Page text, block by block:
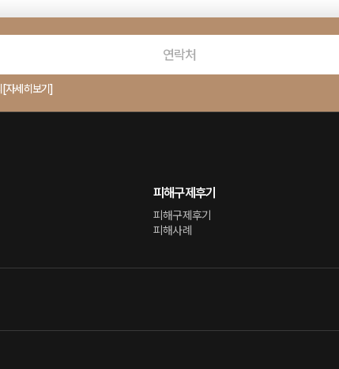
[자세히보기]
피해구제후기
피해구제후기
피해사례